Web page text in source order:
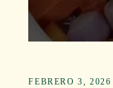
FEBRERO 3, 2026